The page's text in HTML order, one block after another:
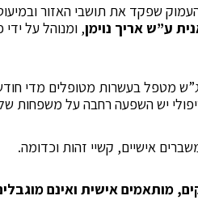
ע”ש אריך נוימן, ומנוהל על ידי
מטפל בעשרות מטופלים מדי
אישיים, קשיי זהות וכדומה.
מותאמים אישית ואינם